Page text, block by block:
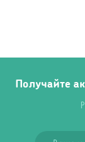
Получайте